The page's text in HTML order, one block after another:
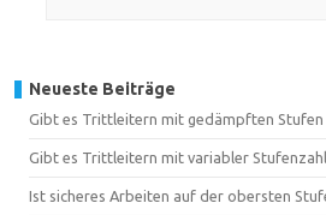
Neueste Beiträge
Gibt es Trittleitern mit gedämpften Stufen
Gibt es Trittleitern mit variabler
Ist sicheres Arbeiten auf der obersten